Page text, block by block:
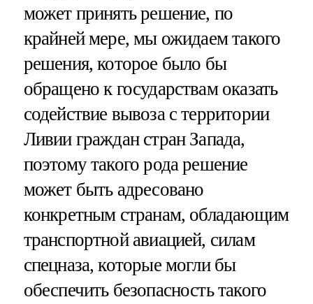
может принять решение, по
крайней мере, мы ожидаем такого
решения, которое было бы
обращено к государствам оказать
содействие вывоза с территории
Ливии граждан стран Запада,
поэтому такого рода решение
может быть адресовано
конкретным странам, обладающим
транспортной авиацией, силам
спецназа, которые могли бы
обеспечить безопасность такого